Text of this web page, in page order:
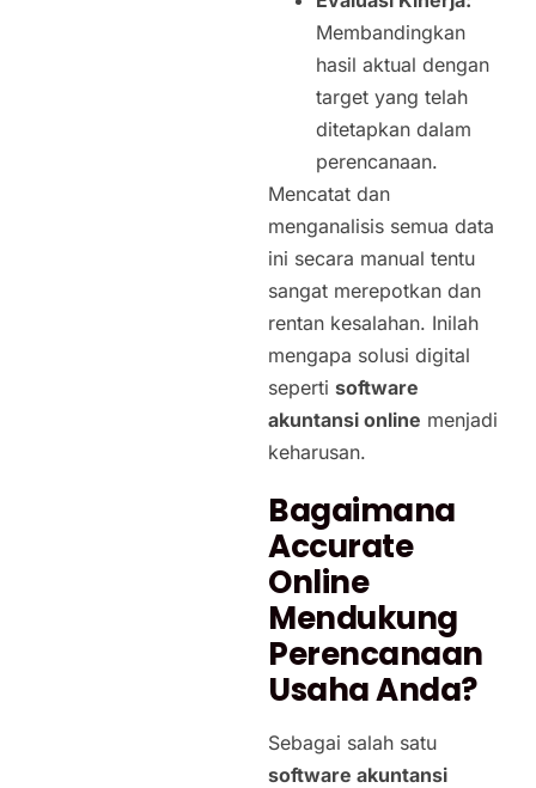
Membandingkan
hasil aktual dengan
target yang telah
ditetapkan dalam
perencanaan.
Mencatat dan
menganalisis semua data
ini secara manual tentu
sangat merepotkan dan
rentan kesalahan. Inilah
mengapa solusi digital
seperti software
akuntansi online menjadi
keharusan.
Bagaimana
Accurate
Online
Mendukung
Perencanaan
Usaha Anda?
Sebagai salah satu
software akuntansi